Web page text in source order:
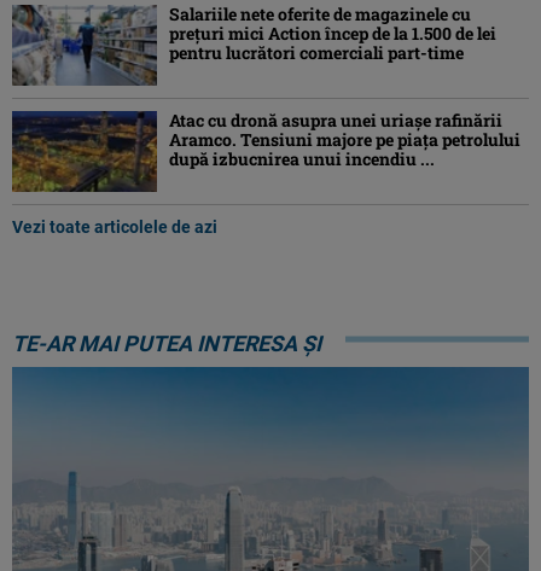
Salariile nete oferite de magazinele cu
prețuri mici Action încep de la 1.500 de lei
pentru lucrători comerciali part-time
Atac cu dronă asupra unei uriașe rafinării
Aramco. Tensiuni majore pe piața petrolului
după izbucnirea unui incendiu ...
Vezi toate articolele de azi
TE-AR MAI PUTEA INTERESA ȘI